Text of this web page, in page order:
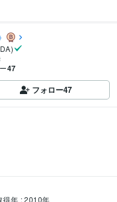
47
フォロー47
得年 : 2010年